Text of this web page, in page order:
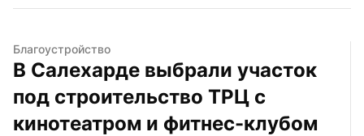
Благоустройство
В Салехарде выбрали участок
под строительство ТРЦ с
кинотеатром и фитнес-клубом